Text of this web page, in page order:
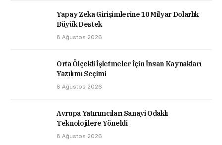
Yapay Zeka Girişimlerine 10 Milyar Dolarlık
Büyük Destek
8 Ağustos 2026
Orta Ölçekli İşletmeler İçin İnsan Kaynakları
Yazılımı Seçimi
8 Ağustos 2026
Avrupa Yatırımcıları Sanayi Odaklı
Teknolojilere Yöneldi
8 Ağustos 2026